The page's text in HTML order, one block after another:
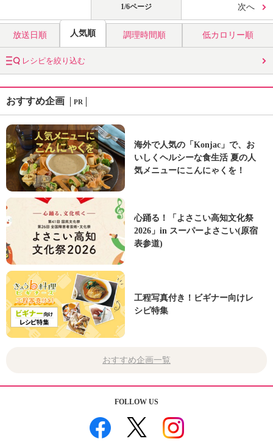
1/6ページ 次へ
放送日順 人気順 調理時間順 低カロリー順
レシピを絞り込む
おすすめ企画 PR
海外で人気の「Konjac」で、お
いしくヘルシーな食生活 夏の人
気メニューにこんにゃくを！
心踊る！「よさこい高知文化祭
2026」in スーパーよさこい(原宿
表参道)
工程写真付き！ビギナー向けレ
シピ特集
おすすめ企画一覧
FOLLOW US